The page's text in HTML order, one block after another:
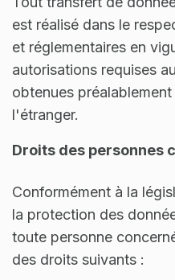
est réalisé dans le
et réglementaires en
autorisations requises
obtenues
l'étranger.
Droits des personnes
Conformément à la
la protection des
toute personne
des droits suivants :